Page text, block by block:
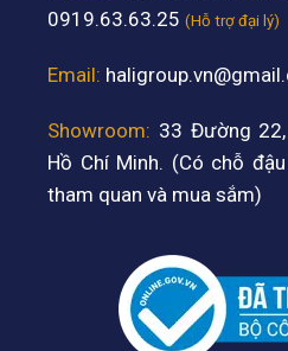
0919.63.63.25 (Hỗ trợ đại lý)
Email:
Showroom: 33 Đường 22,
Hồ Chí Minh. (Có chỗ
tham quan và mua sắm)